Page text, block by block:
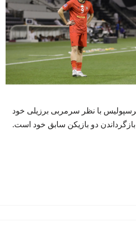
با نظر سرمربی برزیلی خود
بازگرداندن دو بازیکن سابق خود است.